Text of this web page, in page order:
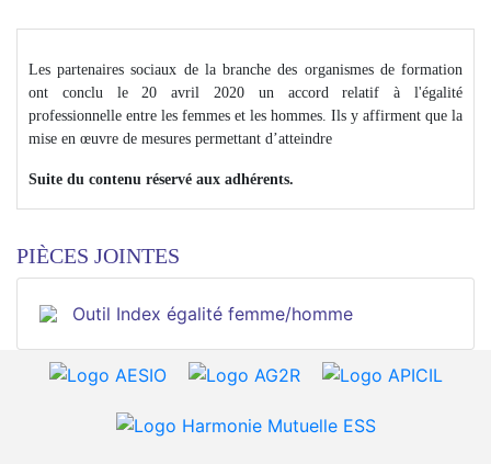
Les partenaires sociaux de la branche des organismes de formation
ont conclu le 20 avril 2020 un accord relatif à l'égalité
professionnelle entre les femmes et les hommes. Ils y affirment que la
mise en œuvre de mesures permettant d’atteindre
Suite du contenu réservé aux adhérents.
PIÈCES JOINTES
Outil Index égalité femme/homme